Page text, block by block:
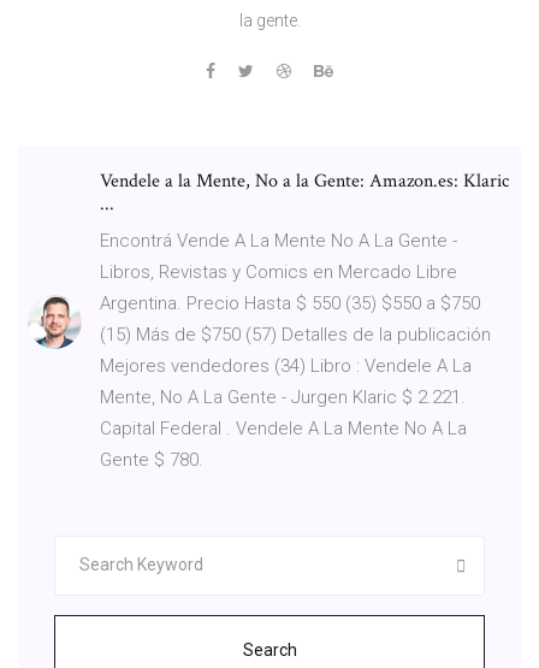
la gente.
Vendele a la Mente, No a la Gente: Amazon.es: Klaric
...
Encontrá Vende A La Mente No A La Gente -
Libros, Revistas y Comics en Mercado Libre
Argentina. Precio Hasta $ 550 (35) $550 a $750
(15) Más de $750 (57) Detalles de la publicación
Mejores vendedores (34) Libro : Vendele A La
Mente, No A La Gente - Jurgen Klaric $ 2.221.
Capital Federal . Vendele A La Mente No A La
Gente $ 780.
Search